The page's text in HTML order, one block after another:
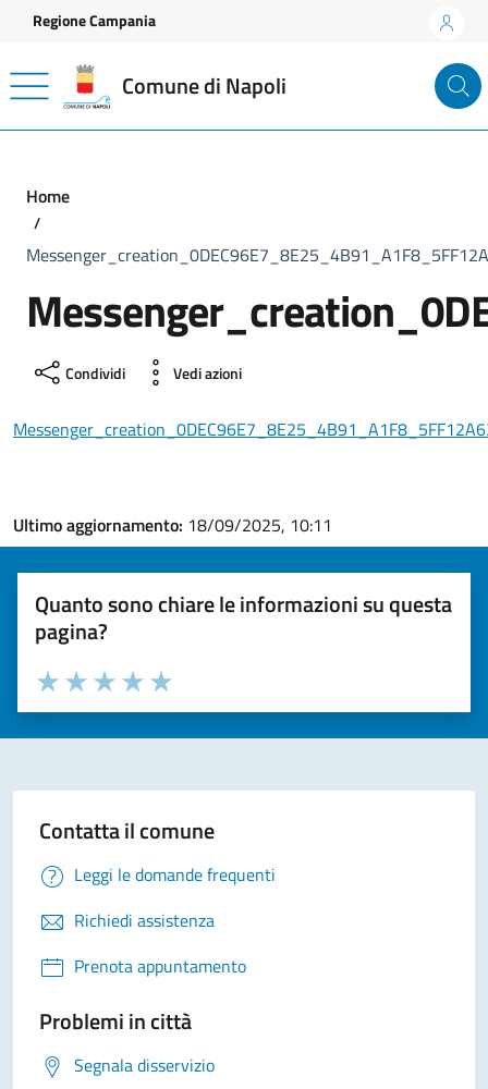
Vai ai contenuti
Vai al footer
Regione Campania
Comune di Napoli
Home
Condividi Vedi azioni
Ultimo aggiornamento: 18/09/2025, 10:11
Quanto sono chiare le informazioni su questa
pagina?
Valuta la chiarezza delle informazioni (da 1 a 5 stelle)
Seleziona il numero di stelle per valutare la chiarezza delle
Valuta 5 stelle su 5
Valuta 4 stelle su 5
Valuta 3 stelle su 5
Valuta 2 stelle su 5
Valuta 1 stelle su 5
Contatta il comune
Leggi le domande frequenti
Richiedi assistenza
Prenota appuntamento
Problemi in città
Segnala disservizio